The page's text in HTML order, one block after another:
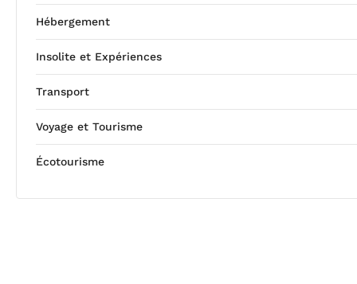
Hébergement
Insolite et Expériences
Transport
Voyage et Tourisme
Écotourisme